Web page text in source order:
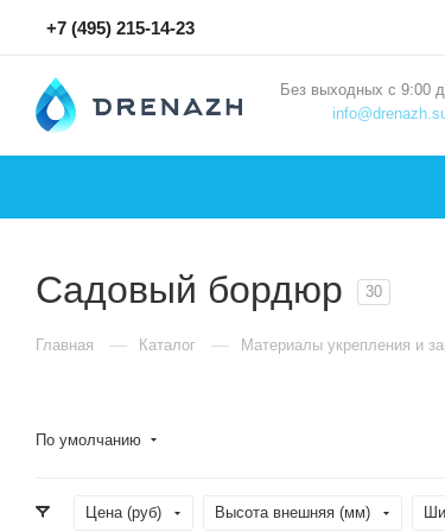
+7 (495) 215-14-23
Без выходных с 9:00
Садовый бордюр 30
Главная — Каталог — Материалы укрепления и
По умолчанию
Цена (руб) Высота внешняя (мм)